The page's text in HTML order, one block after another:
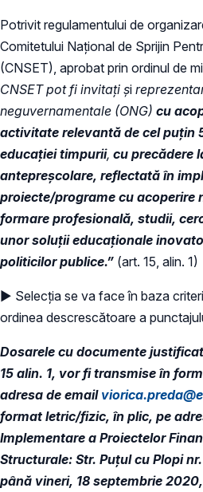
Potrivit regulamentului de
Comitetului Național de Sprijin
(CNSET), aprobat prin ordinul de
CNSET pot fi invitați și
neguvernamentale (ONG) cu
activitate relevantă de cel puțin
educației timpurii, cu precădere
antepreșcolare, reflectată în
proiecte/programe cu
formare profesională, studii,
unor soluții educaționale
politicilor publice.” (art. 15, alin. 1)
► Selecția se va face în baza
ordinea descrescătoare a
Dosarele cu documente
15 alin. 1, vor fi transmise în
adresa de email
format letric/fizic, în plic, pe
Implementare a Proiectelor
Structurale: Str. Puțul cu Plopi
până vineri, 18 septembrie